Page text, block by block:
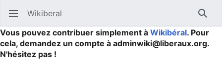
Ouvrir le menu principal Wikiberal
Vous pouvez contribuer simplement à Wikibéral. Pour
cela, demandez un compte à adminwiki@liberaux.org.
N'hésitez pas !